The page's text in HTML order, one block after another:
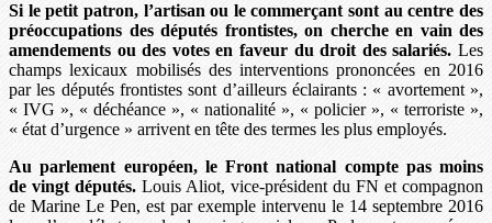
Si le petit patron, l’artisan ou le commerçant sont au centre des
préoccupations des députés frontistes, on cherche en vain des
amendements ou des votes en faveur du droit des salariés. Les
champs lexicaux mobilisés des interventions prononcées en 2016
par les députés frontistes sont d’ailleurs éclairants : « avortement »,
« IVG », « déchéance », « nationalité », « policier », « terroriste »,
« état d’urgence » arrivent en tête des termes les plus employés.
Au parlement européen, le Front national compte pas moins
de vingt députés. Louis Aliot, vice-président du FN et compagnon
de Marine Le Pen, est par exemple intervenu le 14 septembre 2016